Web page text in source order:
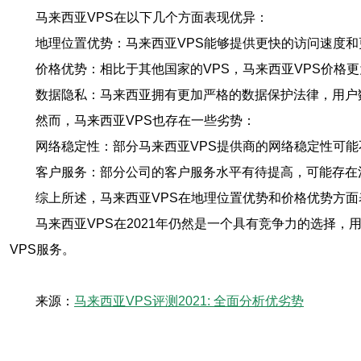
马来西亚VPS在以下几个方面表现优异：
地理位置优势：马来西亚VPS能够提供更快的访问速度
价格优势：相比于其他国家的VPS，马来西亚VPS价格
数据隐私：马来西亚拥有更加严格的数据保护法律，用
然而，马来西亚VPS也存在一些劣势：
网络稳定性：部分马来西亚VPS提供商的网络稳定性可
客户服务：部分公司的客户服务水平有待提高，可能存
综上所述，马来西亚VPS在地理位置优势和价格优势方
马来西亚VPS在2021年仍然是一个具有竞争力的选择，
VPS服务。
来源： 马来西亚VPS评测2021: 全面分析优劣势